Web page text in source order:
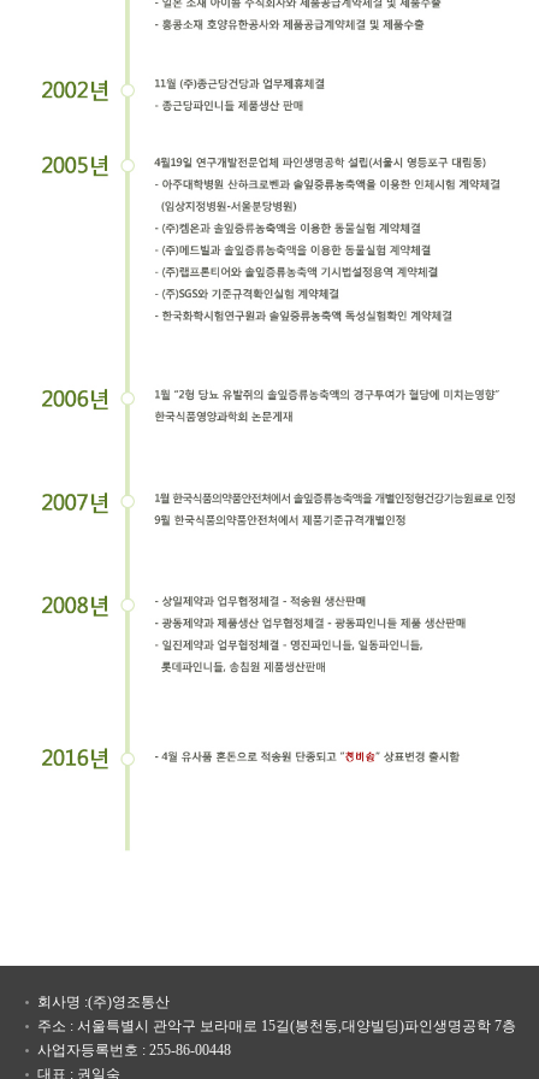
회사명 :(주)영조통산
주소 : 서울특별시 관악구 보라매로 15길(봉천동,대양빌딩)파인생명공학 7층
사업자등록번호 : 255-86-00448
대표 : 권일숙